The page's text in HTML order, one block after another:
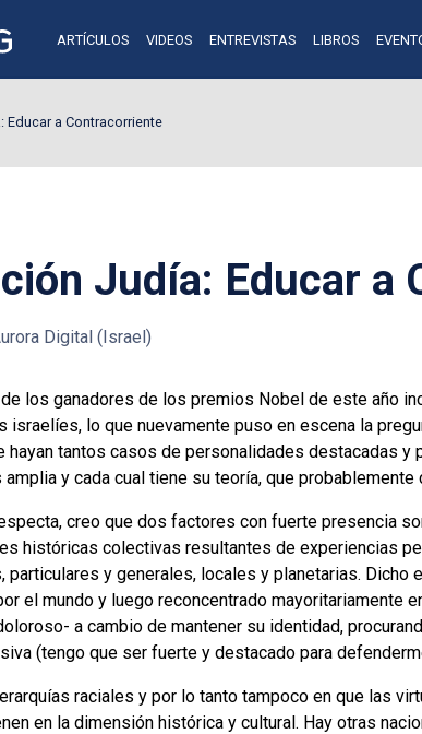
ARTÍCULOS VIDEOS ENTREVISTAS LIBROS
Educar a Contracorriente
Judía: Educar a
Digital (Israel)
los ganadores de los premios Nobel de este año
israelíes, lo que nuevamente puso en escena la
hayan tantos casos de personalidades destacadas
y cada cual tiene su teoría, que
creo que dos factores con fuerte presencia
históricas colectivas resultantes de experiencias
particulares y generales, locales y planetarias.
el mundo y luego reconcentrado mayoritariamente
a cambio de mantener su identidad,
(tengo que ser fuerte y destacado para
raciales y por lo tanto tampoco en que las
en la dimensión histórica y cultural. Hay otras